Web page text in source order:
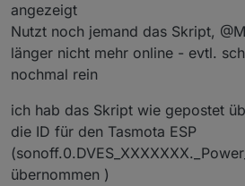
angezeigt
Nutzt noch jemand das Skript,
länger nicht mehr online - evtl.
nochmal rein
ich hab das Skript wie gepostet
die ID für den Tasmota ESP
übernommen )